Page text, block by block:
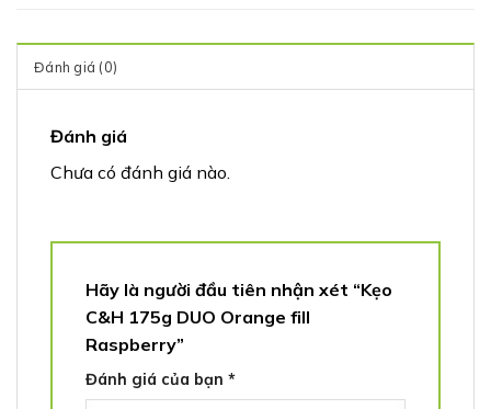
Đánh giá (0)
Đánh giá
Chưa có đánh giá nào.
Hãy là người đầu tiên nhận xét “Kẹo
C&H 175g DUO Orange fill
Raspberry”
Đánh giá của bạn *